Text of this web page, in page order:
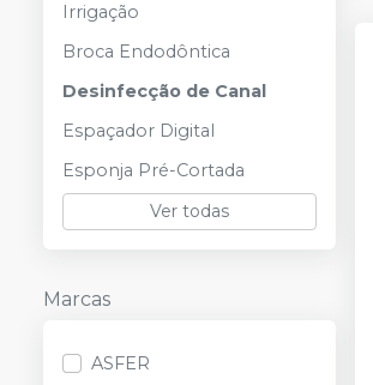
Irrigação
Broca Endodôntica
Desinfecção de Canal
Espaçador Digital
Esponja Pré-Cortada
Ver todas
Marcas
ASFER